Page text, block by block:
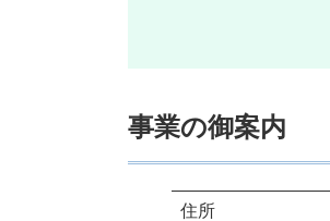
事業の御案内
住所